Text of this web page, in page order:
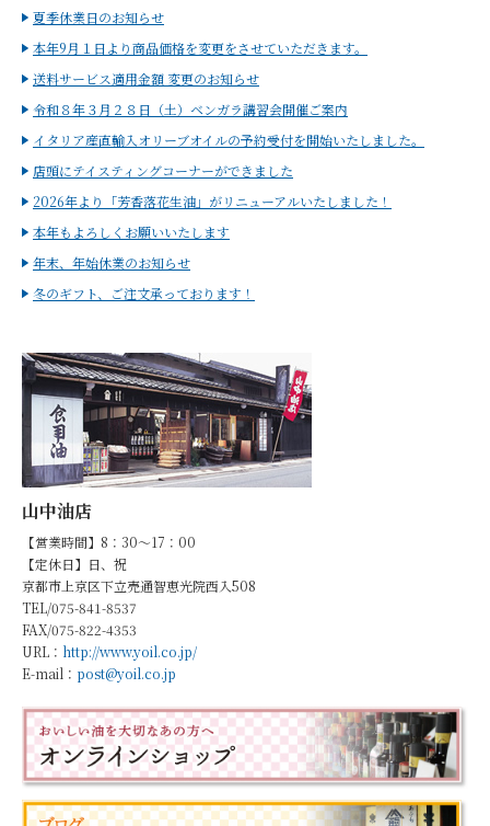
夏季休業日のお知らせ
本年9月１日より商品価格を変更をさせていただきます。
送料サービス適用金額 変更のお知らせ
令和８年３月２８日（土）ベンガラ講習会開催ご案内
イタリア産直輸入オリーブオイルの予約受付を開始いたしました。
店頭にテイスティングコーナーができました
2026年より「芳香落花生油」がリニューアルいたしました！
本年もよろしくお願いいたします
年末、年始休業のお知らせ
冬のギフト、ご注文承っております！
山中油店
【営業時間】8：30～17：00
【定休日】日、祝
京都市上京区下立売通智恵光院西入508
TEL/075-841-8537
FAX/075-822-4353
URL： http://www.yoil.co.jp/
E-mail： post@yoil.co.jp